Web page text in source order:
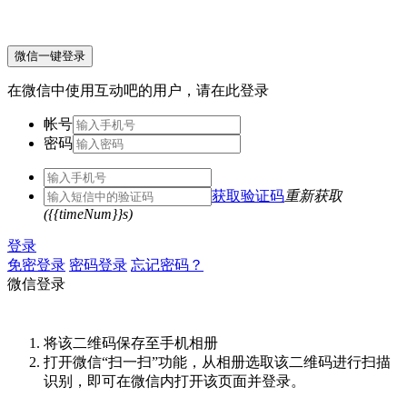
微信一键登录
在微信中使用互动吧的用户，请在此登录
帐号
密码
获取验证码重新获取
({{timeNum}}s)
登录
免密登录 密码登录 忘记密码？
微信登录
将该二维码保存至手机相册
打开微信“扫一扫”功能，从相册选取该二维码进行扫描
识别，即可在微信内打开该页面并登录。